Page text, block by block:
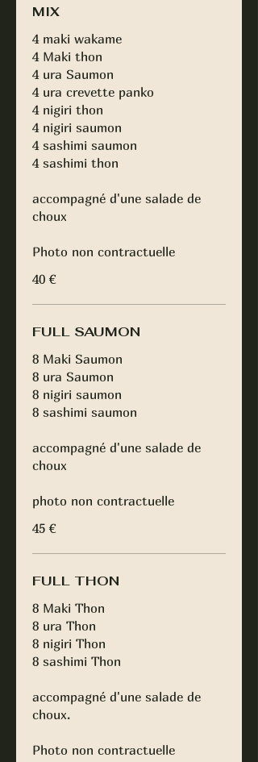
MIX
4 maki wakame
4 Maki thon
4 ura Saumon
4 ura crevette panko
4 nigiri thon
4 nigiri saumon
4 sashimi saumon
4 sashimi thon
accompagné d'une salade de
choux
Photo non contractuelle
40 €
FULL SAUMON
8 Maki Saumon
8 ura Saumon
8 nigiri saumon
8 sashimi saumon
accompagné d'une salade de
choux
photo non contractuelle
45 €
FULL THON
8 Maki Thon
8 ura Thon
8 nigiri Thon
8 sashimi Thon
accompagné d'une salade de
choux.
Photo non contractuelle